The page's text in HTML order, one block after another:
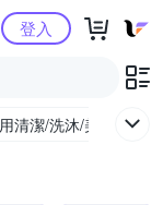
心
登入
清潔/洗沐/美髮